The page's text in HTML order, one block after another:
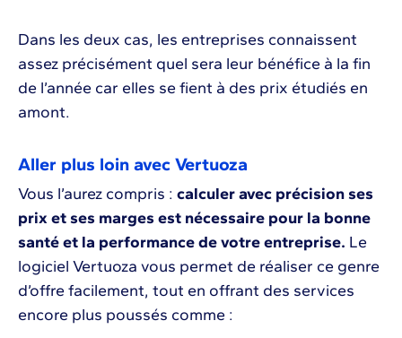
Dans les deux cas, les entreprises connaissent
assez précisément quel sera leur bénéfice à la fin
de l’année car elles se fient à des prix étudiés en
amont.
Aller plus loin avec Vertuoza
Vous l’aurez compris : calculer avec précision ses
prix et ses marges est nécessaire pour la bonne
santé et la performance de votre entreprise. Le
logiciel Vertuoza vous permet de réaliser ce genre
d’offre facilement, tout en offrant des services
encore plus poussés comme :